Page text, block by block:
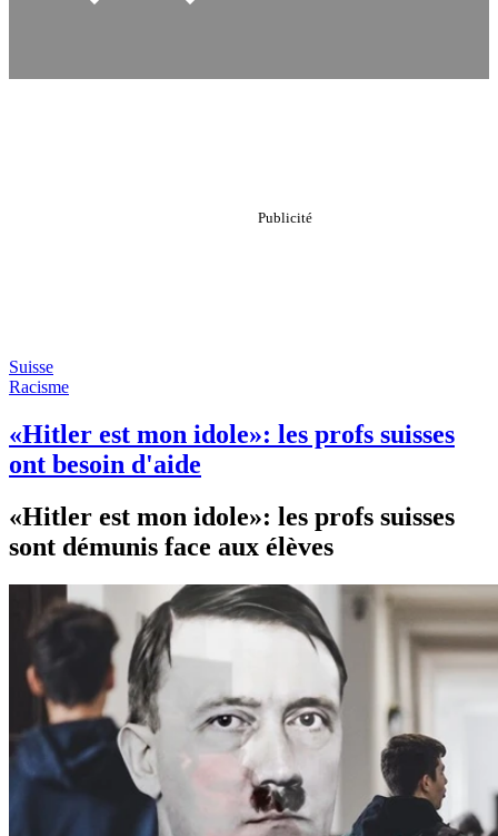
Suisse
Racisme
«Hitler est mon idole»: les profs suisses
ont besoin d'aide
«Hitler est mon idole»: les profs suisses
sont démunis face aux élèves